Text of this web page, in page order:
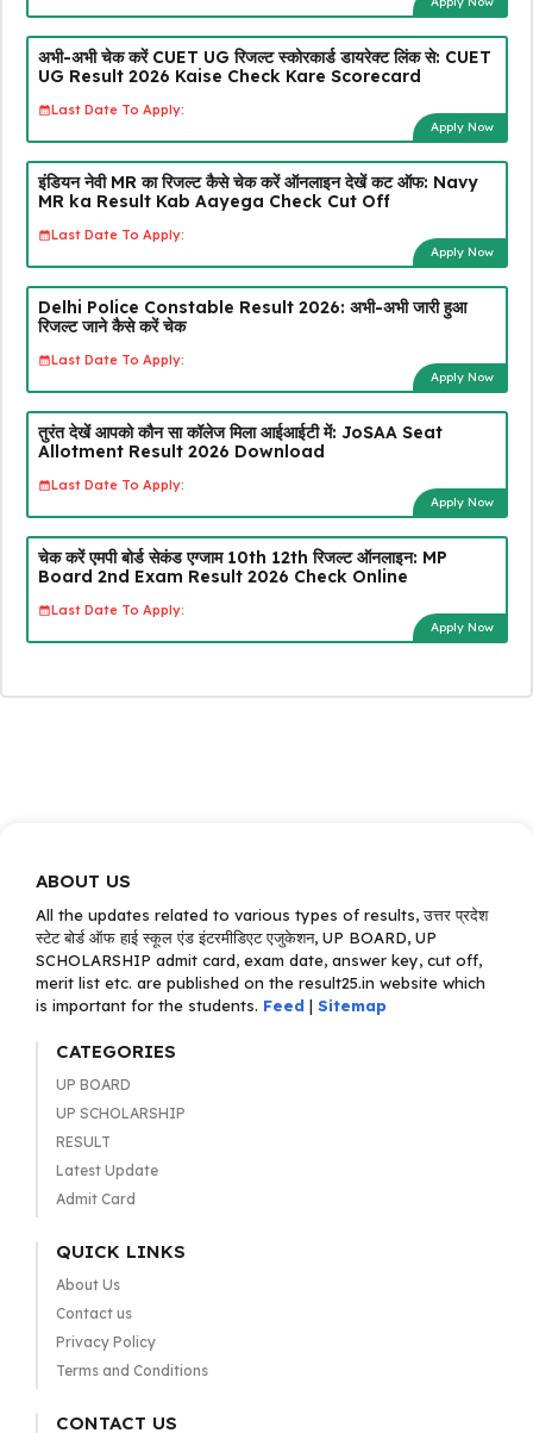
अभी-अभी चेक करें CUET UG रिजल्ट स्कोरकार्ड डायरेक्ट लिंक से: CUET
UG Result 2026 Kaise Check Kare Scorecard
Last Date To Apply:
Apply Now
इंडियन नेवी MR का रिजल्ट कैसे चेक करें ऑनलाइन देखें कट ऑफ: Navy
MR ka Result Kab Aayega Check Cut Off
Last Date To Apply:
Apply Now
Delhi Police Constable Result 2026: अभी-अभी जारी हुआ
रिजल्ट जाने कैसे करें चेक
Last Date To Apply:
Apply Now
तुरंत देखें आपको कौन सा कॉलेज मिला आईआईटी में: JoSAA Seat
Allotment Result 2026 Download
Last Date To Apply:
Apply Now
चेक करें एमपी बोर्ड सेकंड एग्जाम 10th 12th रिजल्ट ऑनलाइन: MP
Board 2nd Exam Result 2026 Check Online
Last Date To Apply:
Apply Now
ABOUT US
All the updates related to various types of results, उत्तर प्रदेश
स्टेट बोर्ड ऑफ हाई स्कूल एंड इंटरमीडिएट एजुकेशन, UP BOARD, UP
SCHOLARSHIP admit card, exam date, answer key, cut off,
merit list etc. are published on the result25.in website which
is important for the students. Feed | Sitemap
CATEGORIES
UP BOARD
UP SCHOLARSHIP
RESULT
Latest Update
Admit Card
QUICK LINKS
About Us
Contact us
Privacy Policy
Terms and Conditions
CONTACT US